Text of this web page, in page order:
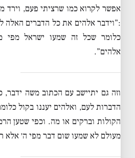
אפשר לקרוא כמו שרציתי פעם, וירד
:”וידבר אלהים את כל הדברים האלה
כלומר שכל זה שמעו ישראל מפי
אלהים”.
וזה גם יתיישב עם הכתוב משה
הדברות לעם, ואלהים יעננו בקול
הקולות וברקים או מה. וכפי שטען
מעולם לא שמעו שום דבר מפי ה׳ אלא